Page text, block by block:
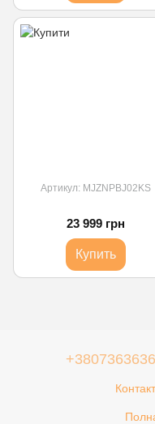
Артикул: MJZNPBJ02KS
23 999 грн
Купить